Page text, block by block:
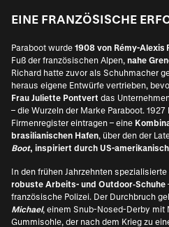
EINE FRANZÖSISCHE
Paraboot wurde 1908 von Rémy-Alexis
Fuß der französischen Alpen, nahe
Richard hatte zuvor als Schuhmacher
heraus eigene Entwürfe vertrieben,
Frau Juliette Pontvert das
– die Wurzeln der Marke Paraboot.
Firmenregister eintragen – eine
brasilianischen Hafen, über den der
Boot, inspiriert durch US-
In den frühen Jahrzehnten
robuste Arbeits- und Outdoor‑Schuhe
französische Polizei. Der Durchbruch
Michael, einem Snub-Nosed-Derby
Gummisohle, der nach dem Krieg zu